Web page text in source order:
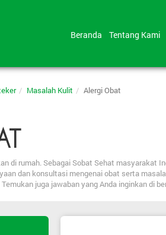
Beranda Tentang Kami
Masalah Kulit Alergi Obat
di rumah. Sebagai Sobat Sehat masyarakat
dan konsultasi mengenai obat serta
juga jawaban yang Anda inginkan di